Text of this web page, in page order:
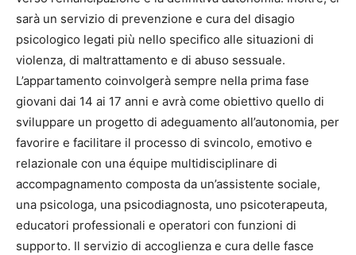
sarà un servizio di prevenzione e cura del disagio
psicologico legati più nello specifico alle situazioni di
violenza, di maltrattamento e di abuso sessuale.
L’appartamento coinvolgerà sempre nella prima fase
giovani dai 14 ai 17 anni e avrà come obiettivo quello di
sviluppare un progetto di adeguamento all’autonomia, per
favorire e facilitare il processo di svincolo, emotivo e
relazionale con una équipe multidisciplinare di
accompagnamento composta da un’assistente sociale,
una psicologa, una psicodiagnosta, uno psicoterapeuta,
educatori professionali e operatori con funzioni di
supporto. Il servizio di accoglienza e cura delle fasce